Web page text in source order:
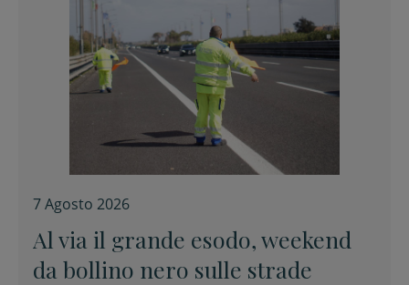
7 Agosto 2026
Al via il grande esodo, weekend
da bollino nero sulle strade